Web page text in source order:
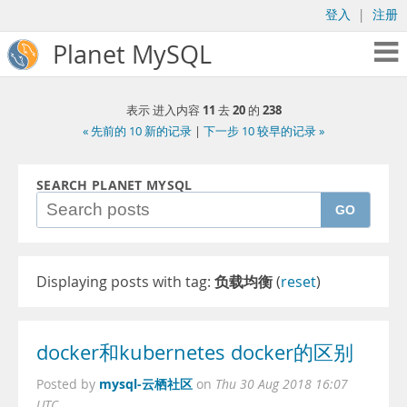
登入 | 注册
Planet MySQL
表示 进入内容 11 去20的 238
« 先前的 10 新的记录 | 下一步 10 较早的记录 »
SEARCH PLANET MYSQL
GO
Displaying posts with tag: 负载均衡(reset)
docker和kubernetes docker的区别
Posted by mysql-云栖社区 on Thu 30 Aug 2018 16:07